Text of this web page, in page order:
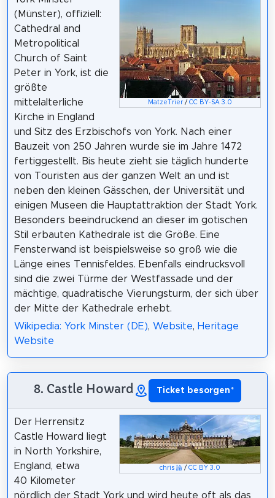
MatzeTrier /CC BY-SA 3.0
(Münster), offiziell:
Cathedral and
Metropolitical
Church of Saint
Peter in York, ist die
größte
mittelalterliche
Kirche in England
und Sitz des Erzbischofs von York. Nach einer
Bauzeit von 250 Jahren wurde sie im Jahre 1472
fertiggestellt. Bis heute zieht sie täglich hunderte
von Touristen aus der ganzen Welt an und ist
neben den kleinen Gässchen, der Universität und
einigen Museen die Hauptattraktion der Stadt York.
Besonders beeindruckend an dieser im gotischen
Stil erbauten Kathedrale ist die Größe. Eine
Fensterwand ist beispielsweise so groß wie die
Länge eines Tennisfeldes. Ebenfalls eindrucksvoll
sind die zwei Türme der Westfassade und der
mächtige, quadratische Vierungsturm, der sich über
der Mitte der Kathedrale erhebt.
Wikipedia: York Minster (DE), Website, Heritage
Website
8. Castle Howard Ticket besorgen*
chris 論 /CC BY 3.0
Der Herrensitz
Castle Howard liegt
in North Yorkshire,
England, etwa
40 Kilometer
nördlich der Stadt York und wird heute oft als das